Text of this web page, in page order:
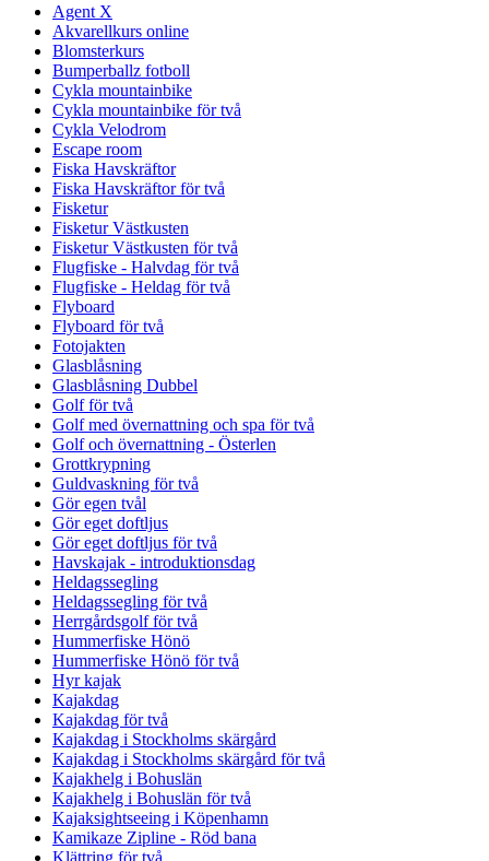
Agent X
Akvarellkurs online
Blomsterkurs
Bumperballz fotboll
Cykla mountainbike
Cykla mountainbike för två
Cykla Velodrom
Escape room
Fiska Havskräftor
Fiska Havskräftor för två
Fisketur
Fisketur Västkusten
Fisketur Västkusten för två
Flugfiske - Halvdag för två
Flugfiske - Heldag för två
Flyboard
Flyboard för två
Fotojakten
Glasblåsning
Glasblåsning Dubbel
Golf för två
Golf med övernattning och spa för två
Golf och övernattning - Österlen
Grottkrypning
Guldvaskning för två
Gör egen tvål
Gör eget doftljus
Gör eget doftljus för två
Havskajak - introduktionsdag
Heldagssegling
Heldagssegling för två
Herrgårdsgolf för två
Hummerfiske Hönö
Hummerfiske Hönö för två
Hyr kajak
Kajakdag
Kajakdag för två
Kajakdag i Stockholms skärgård
Kajakdag i Stockholms skärgård för två
Kajakhelg i Bohuslän
Kajakhelg i Bohuslän för två
Kajaksightseeing i Köpenhamn
Kamikaze Zipline - Röd bana
Klättring för två